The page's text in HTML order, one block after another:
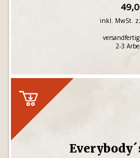
inkl. MwSt.
2-3